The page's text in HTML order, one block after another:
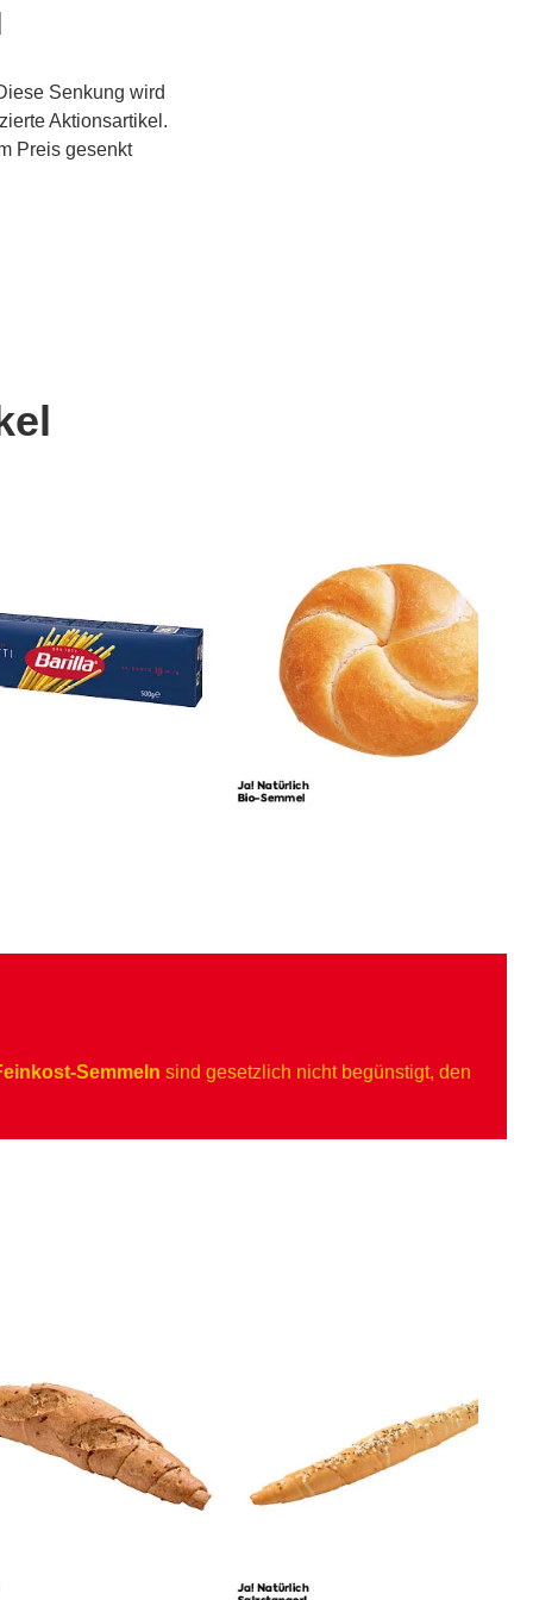
Senkung wird
Aktionsartikel.
Preis gesenkt
Semmeln sind gesetzlich nicht begünstigt, den